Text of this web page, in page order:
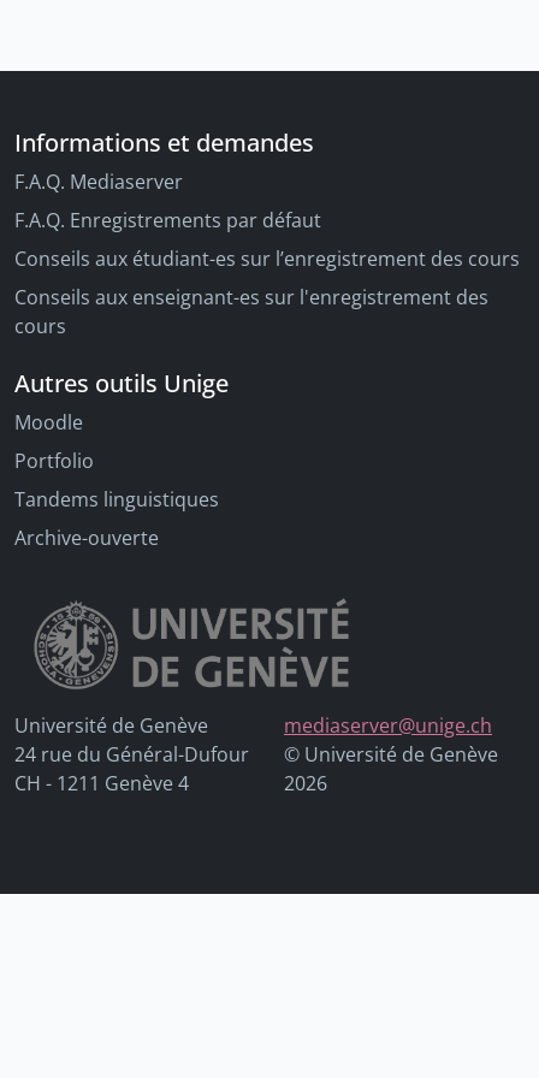
Informations et demandes
F.A.Q. Mediaserver
F.A.Q. Enregistrements par défaut
Conseils aux étudiant-es sur l’enregistrement des cours
Conseils aux enseignant-es sur l'enregistrement des
cours
Autres outils Unige
Moodle
Portfolio
Tandems linguistiques
Archive-ouverte
Université de Genève
24 rue du Général-Dufour
CH - 1211 Genève 4
mediaserver@unige.ch
© Université de Genève
2026